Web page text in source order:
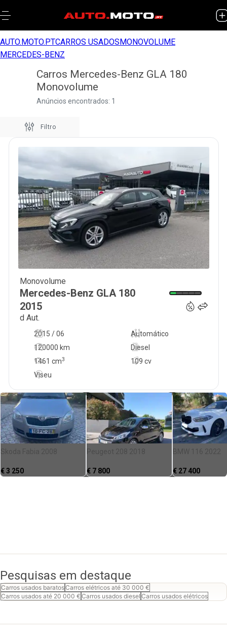
AUTO.MOTO.PTCARROS USADOSMONOVOLUME
MERCEDES-BENZ
Carros Mercedes-Benz GLA 180
Monovolume
Anúncios encontrados: 1
Filtro
Monovolume
Mercedes-Benz GLA 180
2015
d Aut.
2015 / 06
Automático
120000 km
109 cv
Diesel
1461 cm3
Viseu
Skoda Fabia 2008
€3 250
Peugeot 208 2018
€ 7 800
BMW 116 2022
€ 27 400
Pesquisas em destaque
Carros usados baratosCarros elétricos até 30 000 €
Carros usados até 20 000 € Carros usados diesel Carros usados elétricos